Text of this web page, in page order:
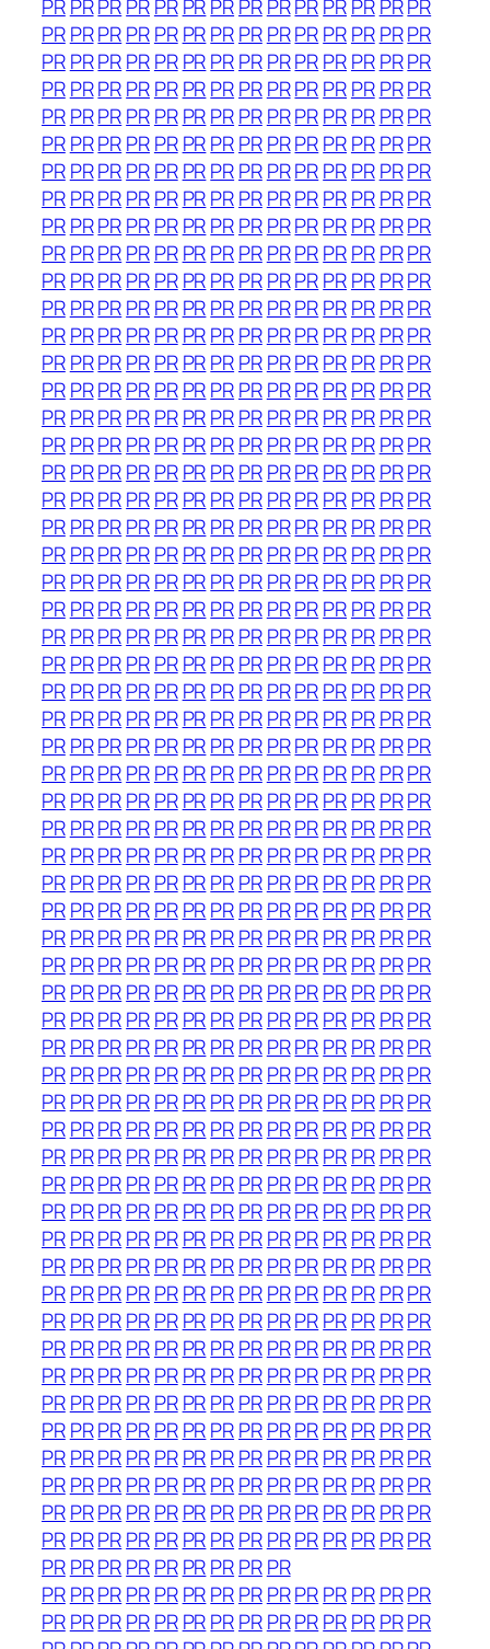
PRPRPRPRPR PRPRPRPRPRPRPR PRPR
PRPRPRPRPR PRPRPRPRPRPRPR PRPR
PRPRPRPRPR PRPRPRPRPRPRPR PRPR
PRPRPRPRPR PRPRPRPRPRPRPR PRPR
PRPRPRPRPR PRPRPRPRPRPRPR PRPR
PRPRPRPRPR PRPRPRPRPRPRPR PRPR
PRPRPRPRPR PRPRPRPRPRPRPR PRPR
PRPRPRPRPR PRPRPRPRPRPRPR PRPR
PRPRPRPRPR PRPRPRPRPRPRPR PRPR
PRPRPRPRPR PRPRPRPRPRPRPR PRPR
PRPRPRPRPR PRPRPRPRPRPRPR PRPR
PRPRPRPRPR PRPRPRPRPRPRPR PRPR
PRPRPRPRPR PRPRPRPRPRPRPR PRPR
PRPRPRPRPR PRPRPRPRPRPRPR PRPR
PRPRPRPRPR PRPRPRPRPRPRPR PRPR
PRPRPRPRPR PRPRPRPRPRPRPR PRPR
PRPRPRPRPR PRPRPRPRPRPRPR PRPR
PRPRPRPRPR PRPRPRPRPRPRPR PRPR
PRPRPRPRPR PRPRPRPRPRPRPR PRPR
PRPRPRPRPR PRPRPRPRPRPRPR PRPR
PRPRPRPRPR PRPRPRPRPRPRPR PRPR
PRPRPRPRPR PRPRPRPRPRPRPR PRPR
PRPRPRPRPR PRPRPRPRPRPRPR PRPR
PRPRPRPRPR PRPRPRPRPRPRPR PRPR
PRPRPRPRPR PRPRPRPRPRPRPR PRPR
PRPRPRPRPR PRPRPRPRPRPRPR PRPR
PRPRPRPRPR PRPRPRPRPRPRPR PRPR
PRPRPRPRPR PRPRPRPRPRPRPR PRPR
PRPRPRPRPR PRPRPRPRPRPRPR PRPR
PRPRPRPRPR PRPRPRPRPRPRPR PRPR
PRPRPRPRPR PRPRPRPRPRPRPR PRPR
PRPRPRPRPR PRPRPRPRPRPRPR PRPR
PRPRPRPRPR PRPRPRPRPRPRPR PRPR
PRPRPRPRPR PRPRPRPRPRPRPR PRPR
PRPRPRPRPR PRPRPRPRPRPRPR PRPR
PRPRPRPRPR PRPRPRPRPRPRPR PRPR
PRPRPRPRPR PRPRPRPRPRPRPR PRPR
PRPRPRPRPR PRPRPRPRPRPRPR PRPR
PRPRPRPRPR PRPRPRPRPRPRPR PRPR
PRPRPRPRPR PRPRPRPRPRPRPR PRPR
PRPRPRPRPR PRPRPRPRPRPRPR PRPR
PRPRPRPRPR PRPRPRPRPRPRPR PRPR
PRPRPRPRPR PRPRPRPRPRPRPR PRPR
PRPRPRPRPR PRPRPRPRPRPRPR PRPR
PRPRPRPRPR PRPRPRPRPRPRPR PRPR
PRPRPRPRPR PRPRPRPRPRPRPR PRPR
PRPRPRPRPR PRPRPRPRPRPRPR PRPR
PRPRPRPRPR PRPRPRPRPRPRPR PRPR
PRPRPRPRPR PRPRPRPRPRPRPR PRPR
PRPRPRPRPR PRPRPRPRPRPRPR PRPR
PRPRPRPRPR PRPRPRPRPRPRPR PRPR
PRPRPRPRPR PRPRPRPRPRPRPR PRPR
PRPRPRPRPR PRPRPRPRPRPRPR PRPR
PRPRPRPRPR PRPRPRPRPRPRPR PRPR
PRPRPRPRPR PRPRPRPRPRPRPR PRPR
PRPRPRPRPR PRPRPRPRPRPRPR PRPR
PRPRPRPRPR PRPRPRPRPRPRPR PRPR
PRPRPRPRPR PRPRPRPR
PRPRPRPRPR PRPRPRPRPRPRPR PRPR
PRPRPRPRPR PRPRPRPRPRPRPR PRPR